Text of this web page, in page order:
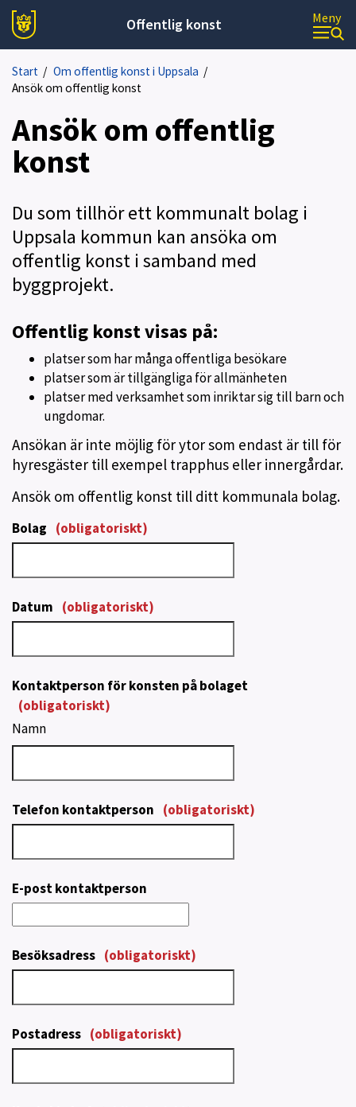
Offentlig konst Meny
Start / Om offentlig konst i Uppsala /
Ansök om offentlig konst
Ansök om offentlig
konst
Du som tillhör ett kommunalt bolag i
Uppsala kommun kan ansöka om
offentlig konst i samband med
byggprojekt.
Offentlig konst visas på:
platser som har många offentliga besökare
platser som är tillgängliga för allmänheten
platser med verksamhet som inriktar sig till barn och
ungdomar.
Ansökan är inte möjlig för ytor som endast är till för
hyresgäster till exempel trapphus eller innergårdar.
Ansök om offentlig konst till ditt kommunala bolag.
Bolag (obligatoriskt)
Datum (obligatoriskt)
Kontaktperson för konsten på bolaget
(obligatoriskt)
Namn
Telefon kontaktperson (obligatoriskt)
E-post kontaktperson
Besöksadress (obligatoriskt)
Postadress (obligatoriskt)